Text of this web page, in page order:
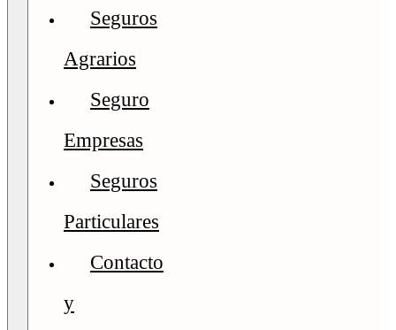
Seguros
Agrarios
Seguro
Empresas
Seguros
Particulares
Contacto
y